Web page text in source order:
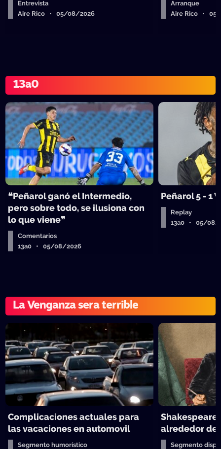
Entrevista
Aire Rico • 05/08/2026
Arranque
Aire Rico •
13a0
❝Peñarol ganó el Intermedio,
pero sobre todo, se ilusiona con
lo que viene❞
Comentarios
13a0 • 05/08/2026
Peñarol 5 - 1
Replay
13a0 • 05/08/
La Venganza sera terrible
Complicaciones actuales para
las vacaciones en automovil
Segmento humorístico
Shakespeare
alrededor de
Segmento